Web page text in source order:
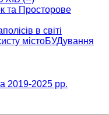
та Просторове
в світі
містоБУДування
2019-2025 рр.